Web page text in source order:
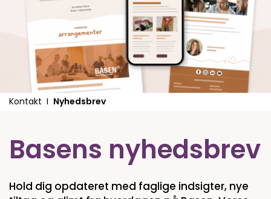
Kontakt Nyhedsbrev
Basens nyhedsbrev
Hold dig opdateret med faglige indsigter, nye